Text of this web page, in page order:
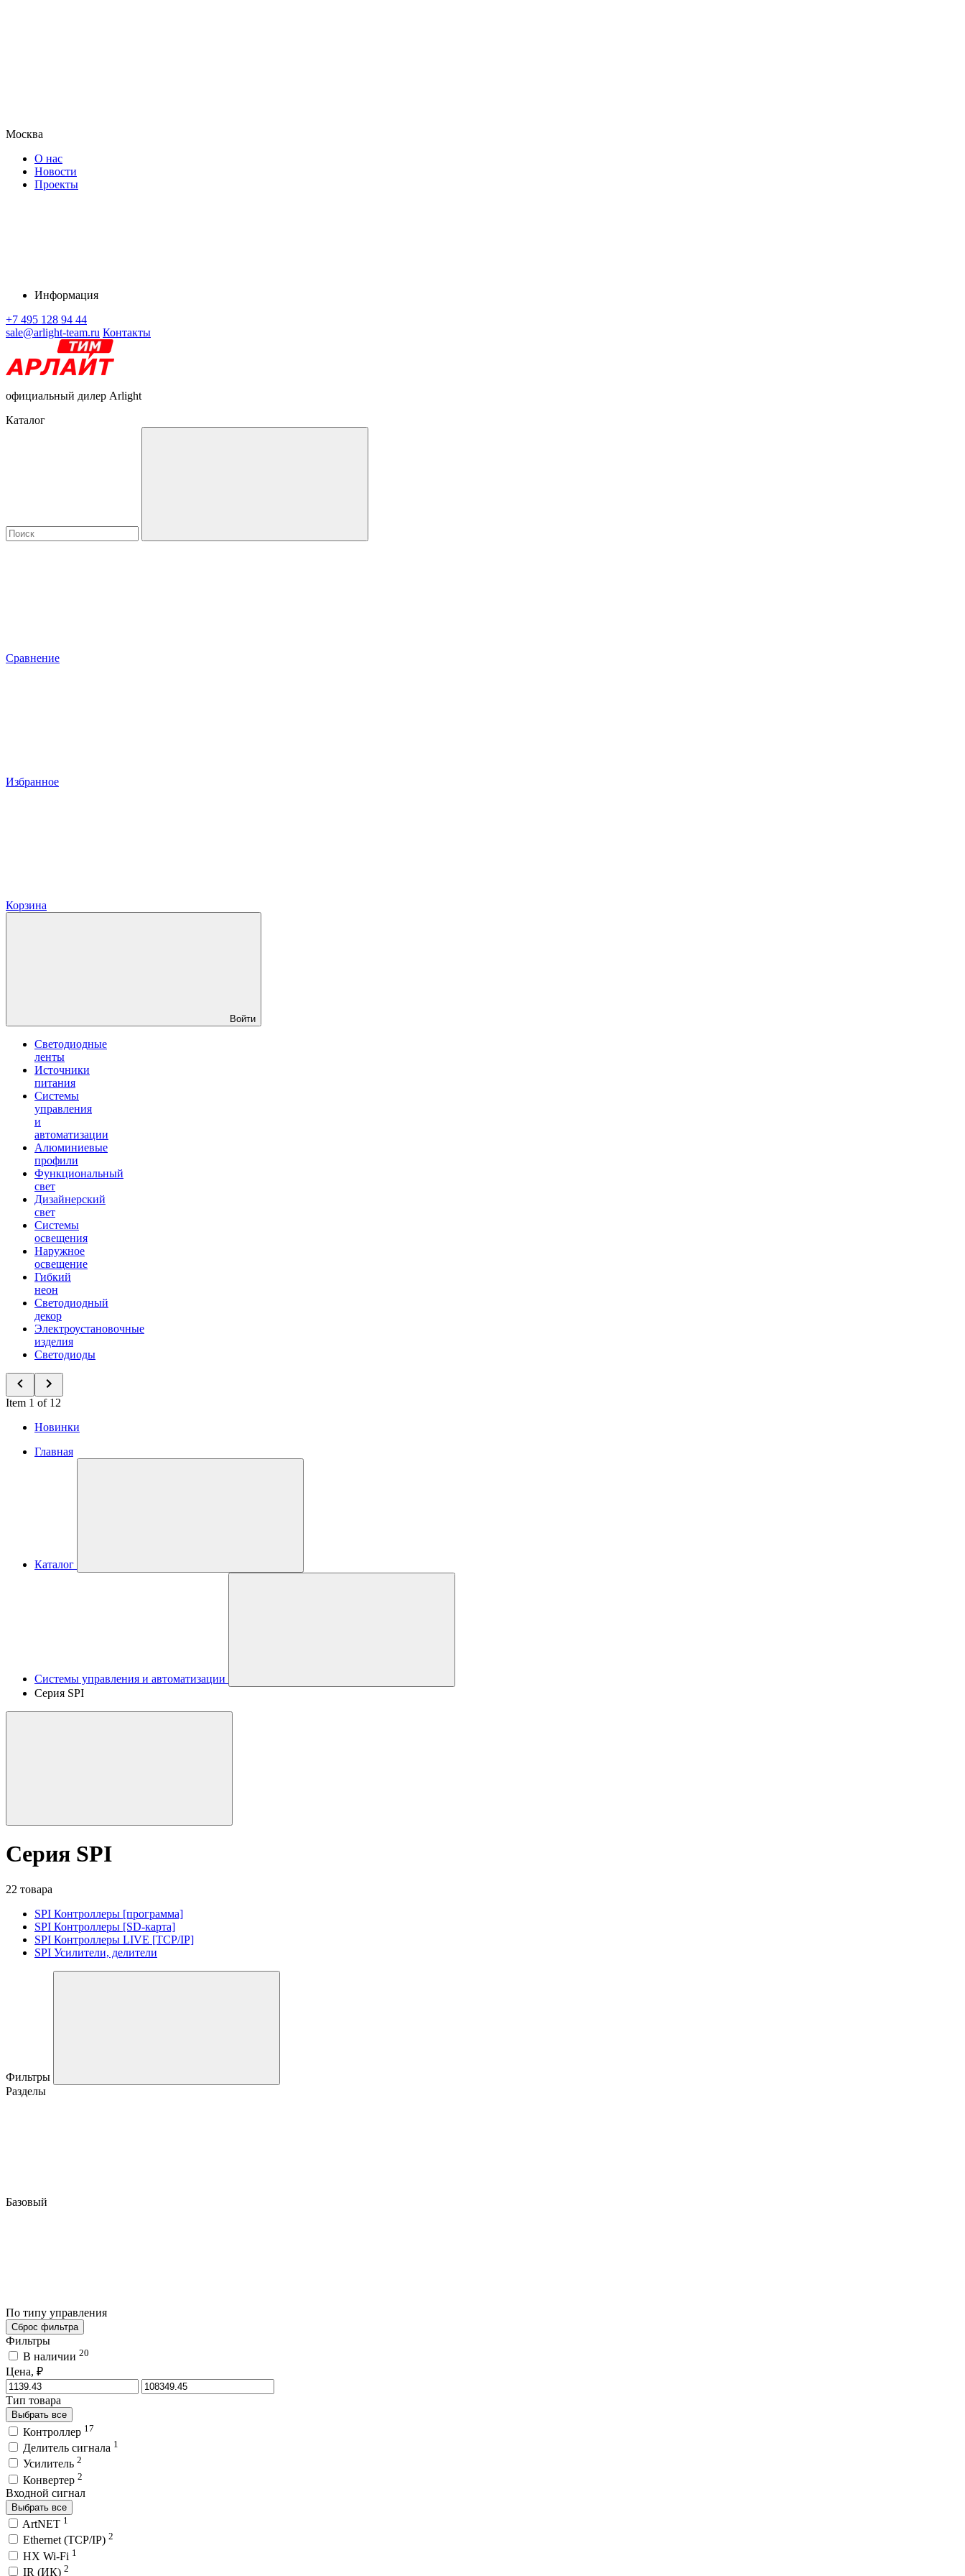
Москва
О нас
Новости
Проекты
Информация
+7 495 128 94 44
sale@arlight-team.ru Контакты
официальный дилер Arlight
Каталог
Сравнение
Избранное
Корзина
Войти
Светодиодные
ленты
Источники
питания
Системы
управления
и
автоматизации
Алюминиевые
профили
Функциональный
свет
Дизайнерский
свет
Системы
освещения
Наружное
освещение
Гибкий
неон
Светодиодный
декор
Электроустановочные
изделия
Светодиоды
Item 1 of 12
Новинки
Главная
Каталог
Системы управления и автоматизации
Серия SPI
Серия SPI
22 товара
SPI Контроллеры [программа]
SPI Контроллеры [SD-карта]
SPI Контроллеры LIVE [TCP/IP]
SPI Усилители, делители
Фильтры
Разделы
Базовый
По типу управления
Сброс фильтра
Фильтры
В наличии 20
Цена, ₽
Тип товара
Выбрать все
Контроллер 17
Делитель сигнала 1
Усилитель 2
Конвертер 2
Входной сигнал
Выбрать все
ArtNET 1
Ethernet (TCP/IP) 2
HX Wi-Fi 1
IR (ИК) 2